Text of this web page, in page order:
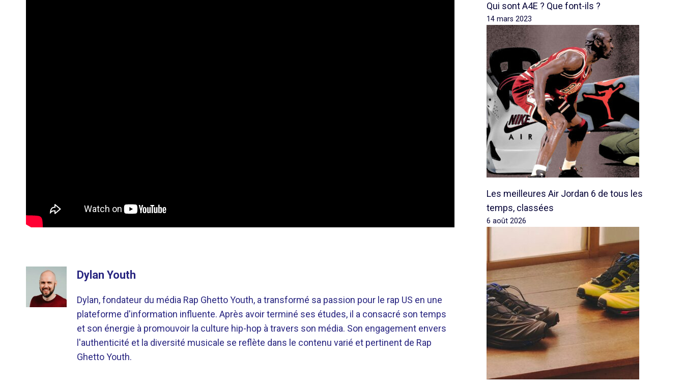
Dylan Youth
Dylan, fondateur du média Rap Ghetto Youth, a transformé sa passion pour le rap US en une
plateforme d'information influente. Après avoir terminé ses études, il a consacré son temps
et son énergie à promouvoir la culture hip-hop à travers son média. Son engagement envers
l'authenticité et la diversité musicale se reflète dans le contenu varié et pertinent de Rap
Ghetto Youth.
Qui sont A4E ? Que font-ils ?
14 mars 2023
Les meilleures Air Jordan 6 de tous les
temps, classées
6 août 2026